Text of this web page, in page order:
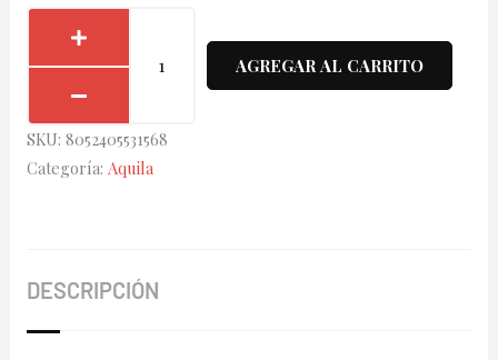
Aquila
4-
cantidad
AGREGAR AL CARRITO
SKU: 8052405531568
Categoría: Aquila
DESCRIPCIÓN